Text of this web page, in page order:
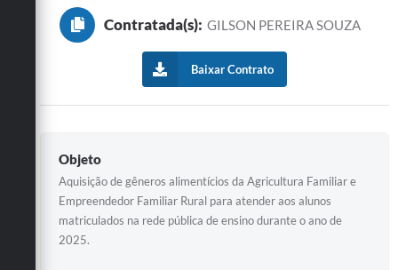
Contratada(s): GILSON PEREIRA SOUZA
Baixar Contrato
Objeto
Aquisição de gêneros alimentícios da Agricultura Familiar e
Empreendedor Familiar Rural para atender aos alunos
matriculados na rede pública de ensino durante o ano de
2025.